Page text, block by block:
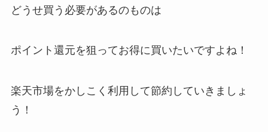
どうせ買う必要があるのものは
ポイント還元を狙ってお得に買いたいですよね！
楽天市場をかしこく利用して節約していきましょ
う！